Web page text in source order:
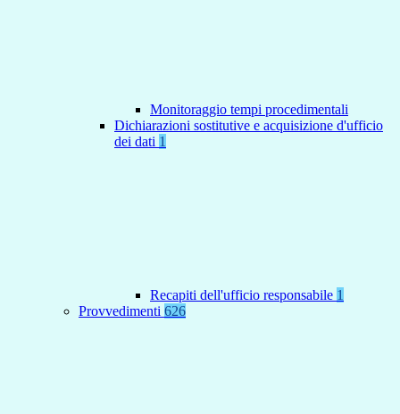
Monitoraggio tempi procedimentali
Dichiarazioni sostitutive e acquisizione d'ufficio
dei dati 1
Recapiti dell'ufficio responsabile 1
Provvedimenti 626